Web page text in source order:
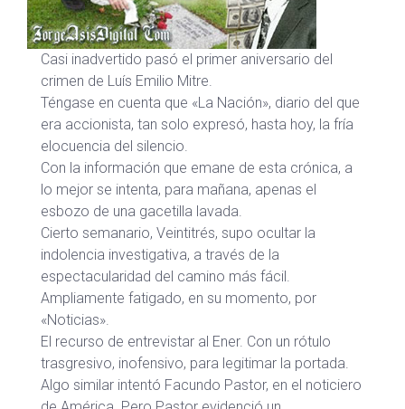
Casi inadvertido pasó el primer aniversario del
crimen de Luís Emilio Mitre.
Téngase en cuenta que «La Nación», diario del que
era accionista, tan solo expresó, hasta hoy, la fría
elocuencia del silencio.
Con la información que emane de esta crónica, a
lo mejor se intenta, para mañana, apenas el
esbozo de una gacetilla lavada.
Cierto semanario, Veintitrés, supo ocultar la
indolencia investigativa, a través de la
espectacularidad del camino más fácil.
Ampliamente fatigado, en su momento, por
«Noticias».
El recurso de entrevistar al Ener. Con un rótulo
trasgresivo, inofensivo, para legitimar la portada.
Algo similar intentó Facundo Pastor, en el noticiero